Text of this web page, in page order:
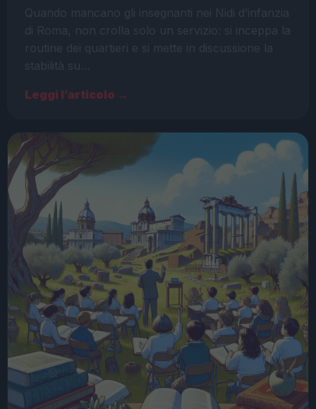
Quando mancano gli insegnanti nei Nidi d’infanzia
di Roma, non crolla solo un servizio: si inceppa la
routine dei quartieri e si mette in discussione la
stabilità su…
Leggi l’articolo →